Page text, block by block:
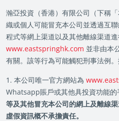
瀚亞投資（香港）有限公司（下稱
織或個人可能冒充本公司並透過互
程式等網上渠道以及其他離線渠道
www.eastspringhk.com 並非由本
有關。該等行為可能觸犯刑事法例
1. 本公司唯一官方網站為
Whatsapp賬戶或其他具投資功能的
等及其他冒充本公司的網上及離線
虛假資訊概不承擔責任。